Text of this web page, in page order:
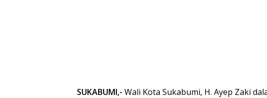
SUKABUMI,- Wali Kota Sukabumi, H. Ayep Zaki